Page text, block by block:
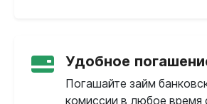
Удобное
Погашайте займ
комиссии в любое время